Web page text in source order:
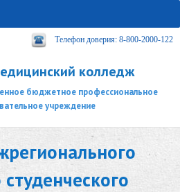
Телефон доверия: 8-800-2000-122
колледж
бюджетное профессиональное
учреждение